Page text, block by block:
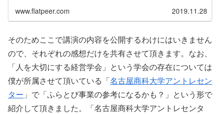
www.flatpeer.com 2019.11.28
そのためここで講演の内容を公開するわけにはいきません
ので、それぞれの感想だけを共有させて頂きます。なお、
「人を大切にする経営学会」という学会の存在については
僕が所属させて頂いている「名古屋商科大学アントレセン
ター 」で「ふらとぴ事業の参考になるかも？」という形で
紹介して頂きました。「名古屋商科大学アントレセンタ